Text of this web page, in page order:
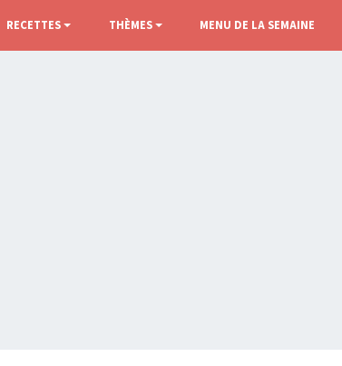
RECETTES THÈMES MENU DE LA SEMAINE